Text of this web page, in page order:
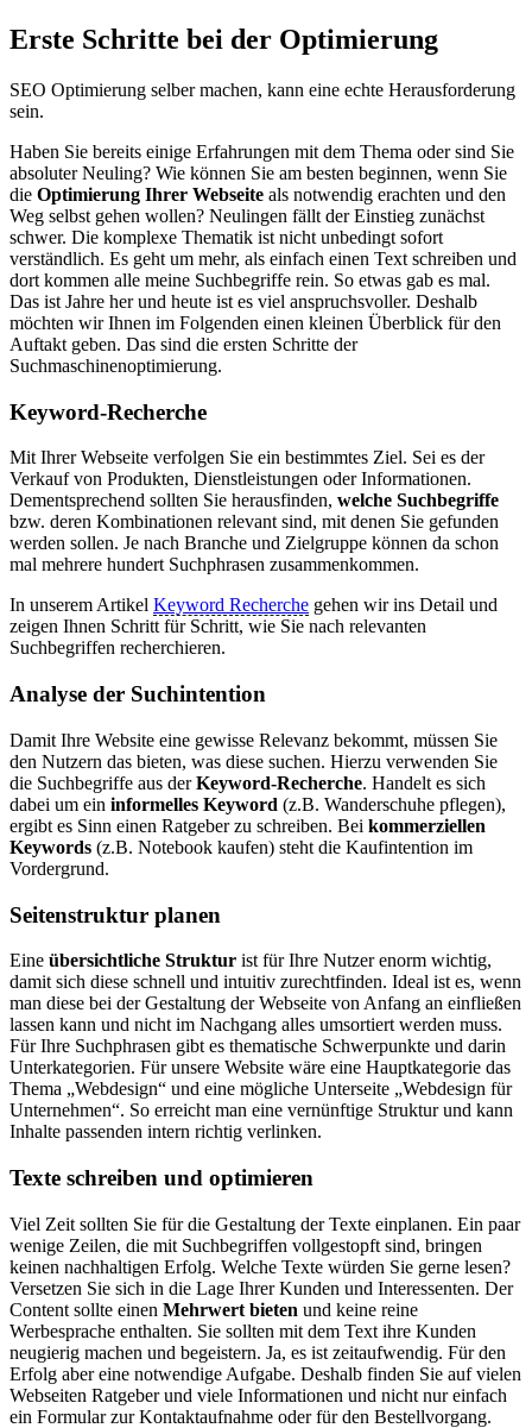
Erste Schritte bei der Optimierung
SEO Optimierung selber machen, kann eine echte Herausforderung
sein.
Haben Sie bereits einige Erfahrungen mit dem Thema oder sind Sie
absoluter Neuling? Wie können Sie am besten beginnen, wenn Sie
die Optimierung Ihrer Webseite als notwendig erachten und den
Weg selbst gehen wollen? Neulingen fällt der Einstieg zunächst
schwer. Die komplexe Thematik ist nicht unbedingt sofort
verständlich. Es geht um mehr, als einfach einen Text schreiben und
dort kommen alle meine Suchbegriffe rein. So etwas gab es mal.
Das ist Jahre her und heute ist es viel anspruchsvoller. Deshalb
möchten wir Ihnen im Folgenden einen kleinen Überblick für den
Auftakt geben. Das sind die ersten Schritte der
Suchmaschinenoptimierung.
Keyword-Recherche
Mit Ihrer Webseite verfolgen Sie ein bestimmtes Ziel. Sei es der
Verkauf von Produkten, Dienstleistungen oder Informationen.
Dementsprechend sollten Sie herausfinden, welche Suchbegriffe
bzw. deren Kombinationen relevant sind, mit denen Sie gefunden
werden sollen. Je nach Branche und Zielgruppe können da schon
mal mehrere hundert Suchphrasen zusammenkommen.
In unserem Artikel Keyword Recherche gehen wir ins Detail und
zeigen Ihnen Schritt für Schritt, wie Sie nach relevanten
Suchbegriffen recherchieren.
Analyse der Suchintention
Damit Ihre Website eine gewisse Relevanz bekommt, müssen Sie
den Nutzern das bieten, was diese suchen. Hierzu verwenden Sie
die Suchbegriffe aus derKeyword-Recherche. Handelt es sich
dabei um ein informelles Keyword (z.B. Wanderschuhe pflegen),
ergibt es Sinn einen Ratgeber zu schreiben. Bei kommerziellen
Keywords (z.B. Notebook kaufen) steht die Kaufintention im
Vordergrund.
Seitenstruktur planen
Eine übersichtliche Struktur ist für Ihre Nutzer enorm wichtig,
damit sich diese schnell und intuitiv zurechtfinden. Ideal ist es, wenn
man diese bei der Gestaltung der Webseite von Anfang an einfließen
lassen kann und nicht im Nachgang alles umsortiert werden muss.
Für Ihre Suchphrasen gibt es thematische Schwerpunkte und darin
Unterkategorien. Für unsere Website wäre eine Hauptkategorie das
Thema „Webdesign“ und eine mögliche Unterseite „Webdesign für
Unternehmen“. So erreicht man eine vernünftige Struktur und kann
Inhalte passenden intern richtig verlinken.
Texte schreiben und optimieren
Viel Zeit sollten Sie für die Gestaltung der Texte einplanen. Ein paar
wenige Zeilen, die mit Suchbegriffen vollgestopft sind, bringen
keinen nachhaltigen Erfolg. Welche Texte würden Sie gerne lesen?
Versetzen Sie sich in die Lage Ihrer Kunden und Interessenten. Der
Content sollte einen Mehrwert bieten und keine reine
Werbesprache enthalten. Sie sollten mit dem Text ihre Kunden
neugierig machen und begeistern. Ja, es ist zeitaufwendig. Für den
Erfolg aber eine notwendige Aufgabe. Deshalb finden Sie auf vielen
Webseiten Ratgeber und viele Informationen und nicht nur einfach
ein Formular zur Kontaktaufnahme oder für den Bestellvorgang.